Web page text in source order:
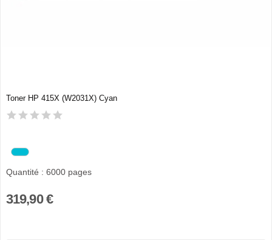
Toner HP 415X (W2031X) Cyan
Quantité : 6000 pages
319,90 €